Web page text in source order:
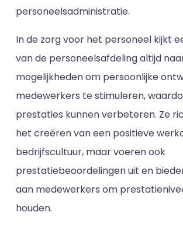
personeelsadministratie.
In de zorg voor het personeel kijkt
van de personeelsafdeling altijd
mogelijkheden om persoonlijke
medewerkers te stimuleren,
prestaties kunnen verbeteren. Ze
het creëren van een positieve
bedrijfscultuur, maar voeren ook
prestatiebeoordelingen uit en
aan medewerkers om
houden.